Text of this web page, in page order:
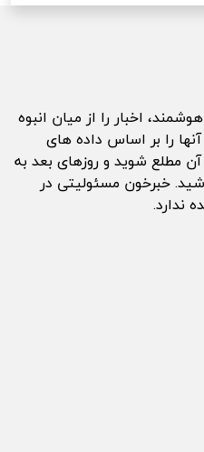
اخبار را از میان انبوه
را بر اساس داده های
مطلع شوید و روزهای بعد به
خبرخون مسئولیتی در
ندارد.